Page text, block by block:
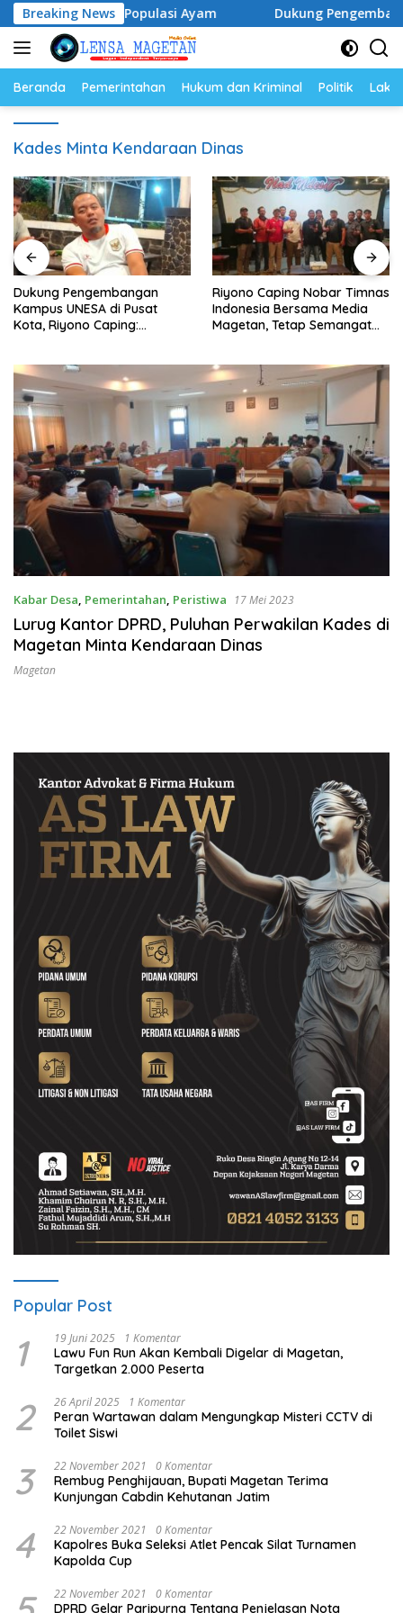
Langsung
ke
konten
Breaking News
dan Populasi Ayam Dukung Pengembangan
Beranda Pemerintahan Hukum dan Kriminal Politik
Kades Minta Kendaraan Dinas
Dukung Pengembangan
Kampus UNESA di Pusat
Kota, Riyono Caping:
Riyono Caping Nobar Timnas
Indonesia Bersama Media
Magetan, Tetap Semangat
Kabar Desa, Pemerintahan, Peristiwa 17 Mei 2023
Lurug Kantor DPRD, Puluhan Perwakilan Kades di
Magetan Minta Kendaraan Dinas
Magetan
Popular Post
1 19 Juni 2025 1 Komentar
Lawu Fun Run Akan Kembali Digelar di Magetan,
Targetkan 2.000 Peserta
2 26 April 2025 1 Komentar
Peran Wartawan dalam Mengungkap Misteri CCTV di
Toilet Siswi
3 22 November 2021 0 Komentar
Rembug Penghijauan, Bupati Magetan Terima
Kunjungan Cabdin Kehutanan Jatim
4 22 November 2021 0 Komentar
Kapolres Buka Seleksi Atlet Pencak Silat Turnamen
Kapolda Cup
22 November 2021 0 Komentar
DPRD Gelar Paripurna Tentang Penjelasan Nota